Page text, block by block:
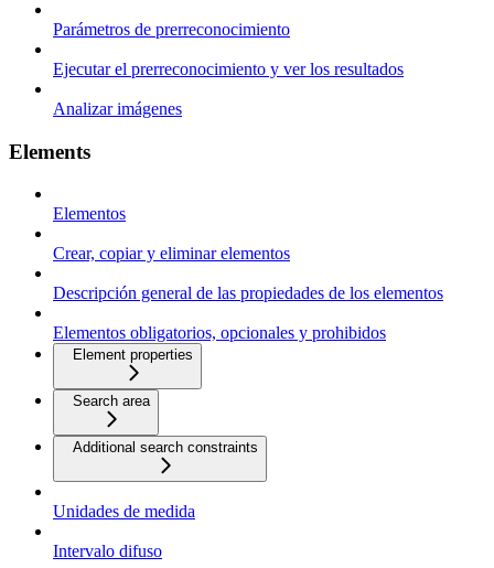
Parámetros de prerreconocimiento
Ejecutar el prerreconocimiento y ver los resultados
Analizar imágenes
Elements
Elementos
Crear, copiar y eliminar elementos
Descripción general de las propiedades de los elementos
Elementos obligatorios, opcionales y prohibidos
Element properties
Search area
Additional search constraints
Unidades de medida
Intervalo difuso